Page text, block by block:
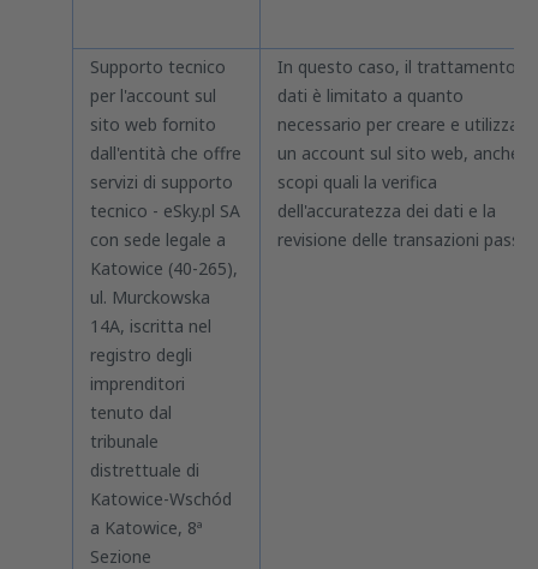
Supporto tecnico
per l'account sul
sito web fornito
dall'entità che offre
servizi di supporto
tecnico - eSky.pl SA
con sede legale a
Katowice (40-265),
ul. Murckowska
14A, iscritta nel
registro degli
imprenditori
tenuto dal
tribunale
distrettuale di
Katowice-Wschód
a Katowice, 8ª
Sezione
In questo caso, il trattamento
dati è limitato a quanto
necessario per creare e utilizzare
un account sul sito web, anche
scopi quali la verifica
dell'accuratezza dei dati e la
revisione delle transazioni